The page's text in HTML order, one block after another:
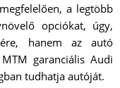
a legtöbb
opciókat, úgy,
hanem az autó
garanciális Audi
tudhatja autóját.